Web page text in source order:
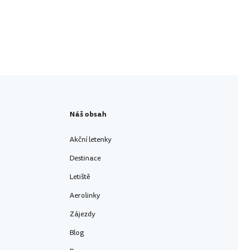
Náš obsah
Akční letenky
Destinace
Letiště
Aerolinky
Zájezdy
Blog